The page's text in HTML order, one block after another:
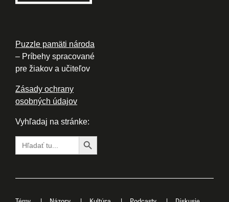
Puzzle pamäti národa
– Príbehy spracované
pre žiakov a učiteľov
Zásady ochrany
osobných údajov
Vyhľadaj na stránke:
Search
for:
Search Button